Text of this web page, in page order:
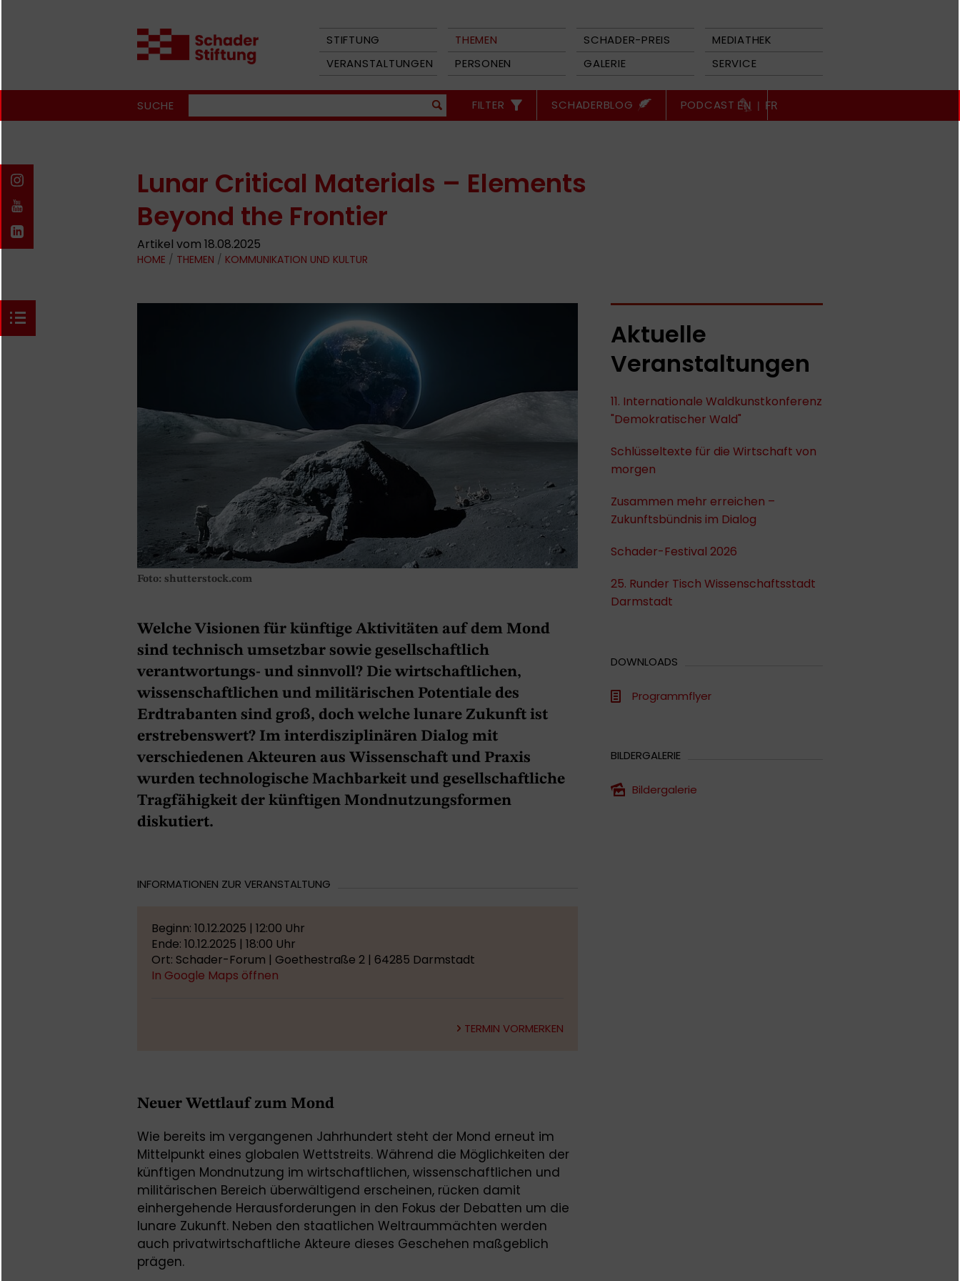
STIFTUNG THEMEN SCHADER-PREIS
MEDIATHEK
VERANSTALTUNGEN
PERSONEN GALERIE SERVICE
SUCHE FILTER SCHADERBLOG PODCAST EN | FR
Lunar Critical Materials – Elements
Beyond the Frontier
Artikel vom 18.08.2025
HOME / THEMEN / KOMMUNIKATION UND KULTUR
Foto: shutterstock.com
Welche Visionen für künftige Aktivitäten auf dem Mond
sind technisch umsetzbar sowie gesellschaftlich
verantwortungs- und sinnvoll? Die wirtschaftlichen,
wissenschaftlichen und militärischen Potentiale des
Erdtrabanten sind groß, doch welche lunare Zukunft ist
erstrebenswert? Im interdisziplinären Dialog mit
verschiedenen Akteuren aus Wissenschaft und Praxis
wurden technologische Machbarkeit und gesellschaftliche
Tragfähigkeit der künftigen Mondnutzungsformen
diskutiert.
INFORMATIONEN ZUR VERANSTALTUNG
Beginn: 10.12.2025 | 12:00 Uhr
Ende: 10.12.2025 | 18:00 Uhr
Ort: Schader-Forum | Goethestraße 2 | 64285 Darmstadt
In Google Maps öffnen
TERMIN VORMERKEN
Neuer Wettlauf zum Mond
Wie bereits im vergangenen Jahrhundert steht der Mond erneut im
Mittelpunkt eines globalen Wettstreits. Während die Möglichkeiten der
künftigen Mondnutzung im wirtschaftlichen, wissenschaftlichen und
militärischen Bereich überwältigend erscheinen, rücken damit
einhergehende Herausforderungen in den Fokus der Debatten um die
lunare Zukunft. Neben den staatlichen Weltraummächten werden
auch privatwirtschaftliche Akteure dieses Geschehen maßgeblich
prägen.
Aktuelle
Veranstaltungen
11. Internationale Waldkunstkonferenz
"Demokratischer Wald"
Schlüsseltexte für die Wirtschaft von
morgen
Zusammen mehr erreichen –
Zukunftsbündnis im Dialog
Schader-Festival 2026
25. Runder Tisch Wissenschaftsstadt
Darmstadt
DOWNLOADS
Programmflyer
BILDERGALERIE
Bildergalerie